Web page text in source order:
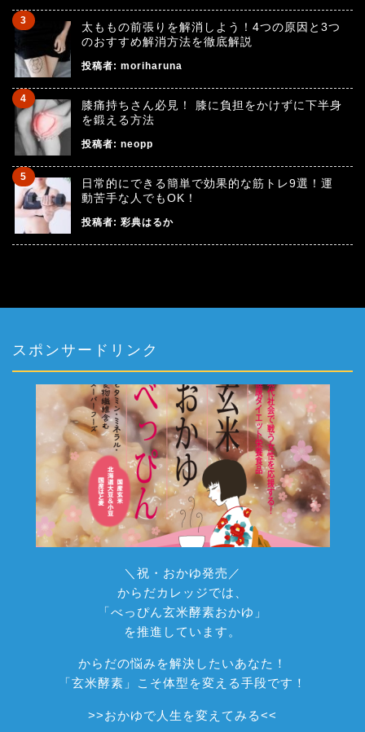
太ももの前張りを解消しよう！4つの原因と3つ
のおすすめ解消方法を徹底解説
投稿者: moriharuna
膝痛持ちさん必見！ 膝に負担をかけずに下半身
を鍛える方法
投稿者: neopp
日常的にできる簡単で効果的な筋トレ9選！運
動苦手な人でもOK！
投稿者: 彩典はるか
スポンサードリンク
＼祝・おかゆ発売／
からだカレッジでは、
「べっぴん玄米酵素おかゆ」
を推進しています。
からだの悩みを解決したいあなた！
「玄米酵素」こそ体型を変える手段です！
>>おかゆで人生を変えてみる<<